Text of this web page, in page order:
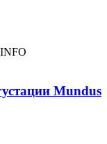
Mundus